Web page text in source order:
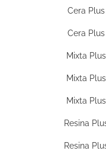
Cera Plus
Cera Plus
Mixta Plus
Mixta Plus
Mixta Plus
Resina
Resina